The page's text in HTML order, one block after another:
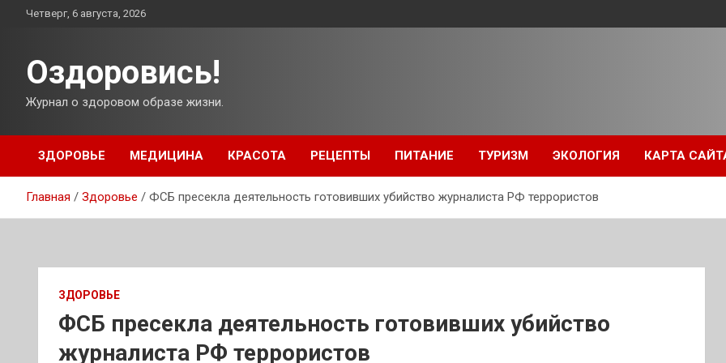
ПерейтиЧетверг, 6 августа, 2026
Оздоровись!
Журнал о здоровом образе жизни.
ЗДОРОВЬЕ МЕДИЦИНА КРАСОТА РЕЦЕПТЫ ПИТАНИЕ ТУРИЗМ ЭКОЛОГИЯ КАРТА
Главная Здоровье ФСБ пресекла деятельность готовивших убийство журналиста РФ террористов
ЗДОРОВЬЕ
ФСБ пресекла деятельность готовивших убийство
журналиста РФ террористов